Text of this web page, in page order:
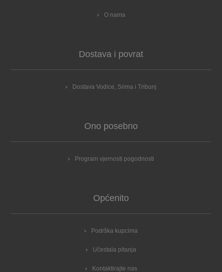
O nama
Dostava i povrat
Dostava Vodice, Srima i Tribunj
Ono posebno
Program vjernosti pogodnosti
Općenito
Podrška kupcima
Učestala pitanja
Kontaktirajte nas